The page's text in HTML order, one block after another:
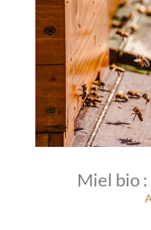
Miel bio